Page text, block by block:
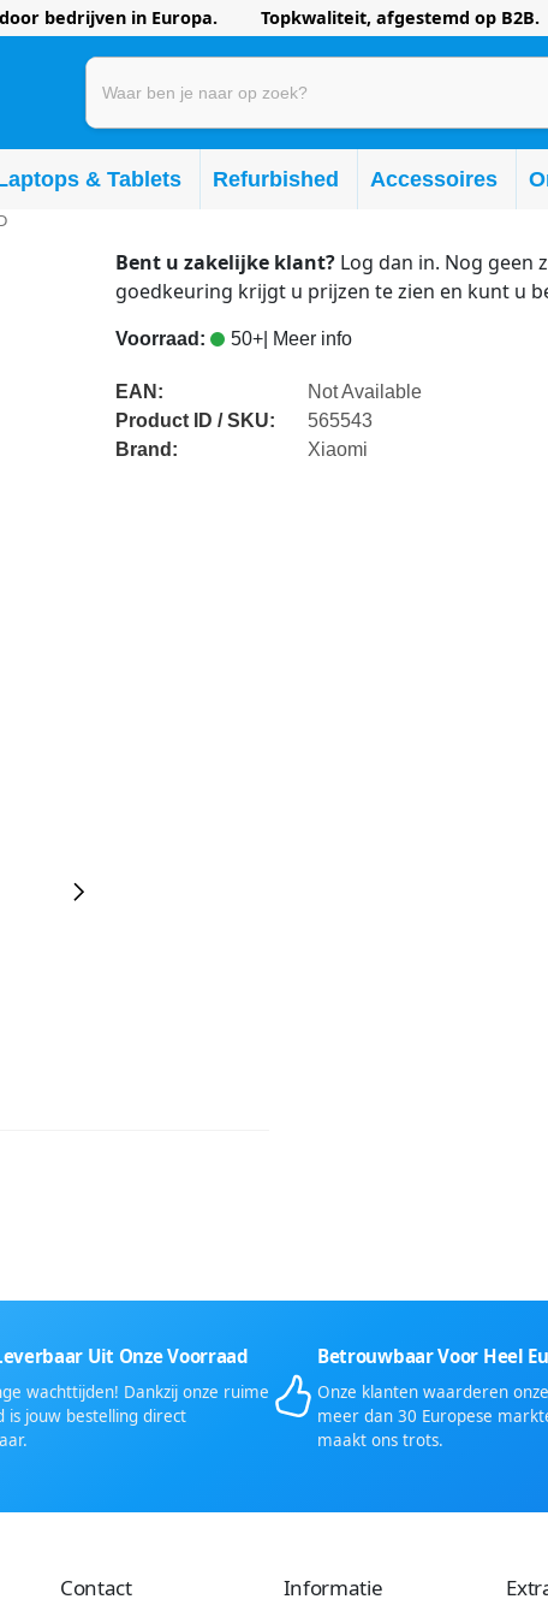
bedrijven in Europa. Topkwaliteit, afgestemd op
& Tablets Refurbished Accessoires
Bent u zakelijke klant? Log dan in. Nog geen
goedkeuring krijgt u prijzen te zien en kunt u
Voorraad: 50+ | Meer info
EAN:
Not Available
Product ID / SKU:
565543
Brand:
Xiaomi
Uit Onze Voorraad
wachttijden! Dankzij onze ruime
is jouw bestelling direct
Betrouwbaar Voor Heel
Onze klanten waarderen
meer dan 30 Europese
maakt ons trots.
Contact Informatie